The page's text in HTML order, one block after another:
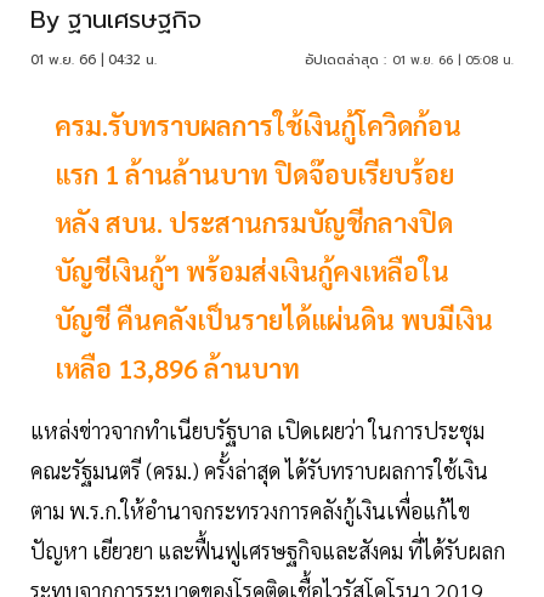
By ฐานเศรษฐกิจ
01 พ.ย. 66 | 04:32 น. อัปเดตล่าสุด : 01 พ.ย. 66 | 05:08 น.
ครม.รับทราบผลการใช้เงินกู้โควิดก้อน
แรก 1 ล้านล้านบาท ปิดจ๊อบเรียบร้อย
หลัง สบน. ประสานกรมบัญชีกลางปิด
บัญชีเงินกู้ฯ พร้อมส่งเงินกู้คงเหลือใน
บัญชี คืนคลังเป็นรายได้แผ่นดิน พบมีเงิน
เหลือ 13,896 ล้านบาท
แหล่งข่าวจากทำเนียบรัฐบาล เปิดเผยว่า ในการประชุม
คณะรัฐมนตรี (ครม.) ครั้งล่าสุด ได้รับทราบผลการใช้เงิน
ตาม พ.ร.ก.ให้อำนาจกระทรวงการคลังกู้เงินเพื่อแก้ไข
ปัญหา เยียวยา และฟื้นฟูเศรษฐกิจและสังคม ที่ได้รับผลก
ระทบจากการระบาดของโรคติดเชื้อไวรัสโคโรนา 2019